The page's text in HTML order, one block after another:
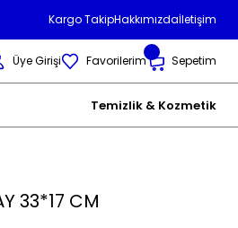
Kargo TakipHakkımızdaİletişim
Üye Girişi Favorilerim Sepetim
Temizlik & Kozmetik
33*17 CM